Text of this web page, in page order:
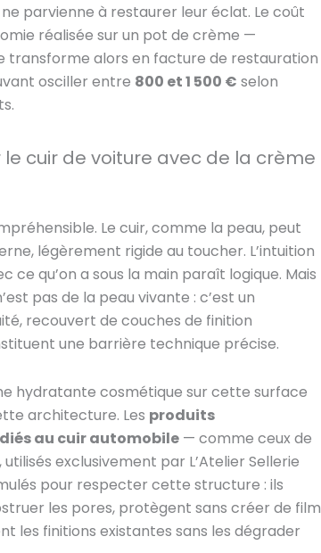
parvienne à restaurer leur éclat. Le coût
réalisée sur un pot de crème —
transforme alors en facture de restauration
osciller entre 800 et 1 500 € selon
cuir de voiture avec de la crème
Le cuir, comme la peau, peut
légèrement rigide au toucher. L’intuition
ce qu’on a sous la main paraît logique. Mais
pas de la peau vivante : c’est un
recouvert de couches de finition
une barrière technique précise.
hydratante cosmétique sur cette surface
architecture. Les produits
au cuir automobile — comme ceux de
exclusivement par L’Atelier Sellerie
pour respecter cette structure : ils
les pores, protègent sans créer de film
les finitions existantes sans les dégrader